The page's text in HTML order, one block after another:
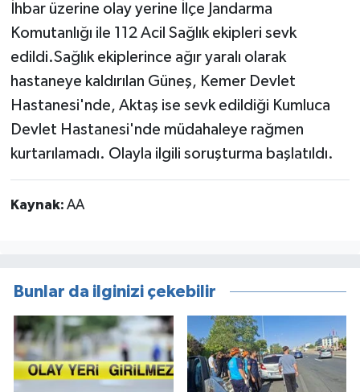
İhbar üzerine olay yerine İlçe Jandarma
Komutanlığı ile 112 Acil Sağlık ekipleri sevk
edildi.Sağlık ekiplerince ağır yaralı olarak
hastaneye kaldırılan Güneş, Kemer Devlet
Hastanesi'nde, Aktaş ise sevk edildiği Kumluca
Devlet Hastanesi'nde müdahaleye rağmen
kurtarılamadı. Olayla ilgili soruşturma başlatıldı.
Kaynak: AA
Bunlar da ilginizi çekebilir